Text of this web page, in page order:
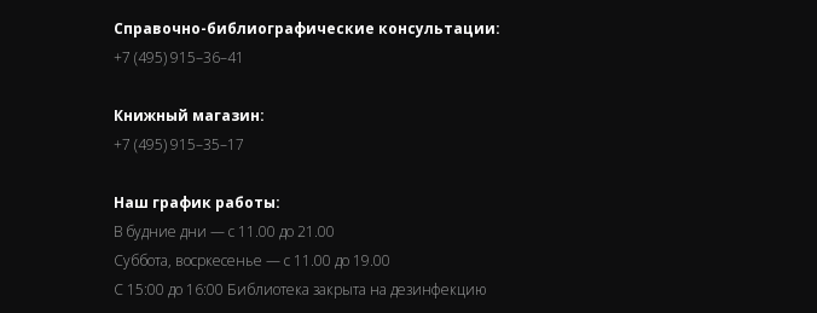
Справочно-библиографические консультации:
+7 (495) 915–36–41
Книжный магазин:
+7 (495) 915–35–17
Наш график работы:
В будние дни — с 11.00 до 21.00
Суббота, восркесенье — с 11.00 до 19.00
С 15:00 до 16:00 Библиотека закрыта на дезинфекцию